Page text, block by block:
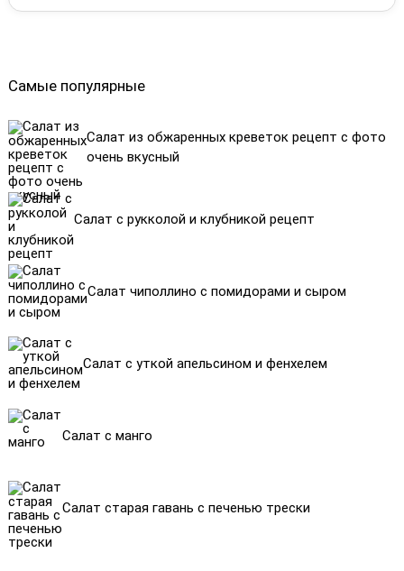
Самые популярные
Салат из обжаренных креветок рецепт с фото
очень вкусный
Салат с рукколой и клубникой рецепт
Салат чиполлино с помидорами и сыром
Салат с уткой апельсином и фенхелем
Салат с манго
Салат старая гавань с печенью трески